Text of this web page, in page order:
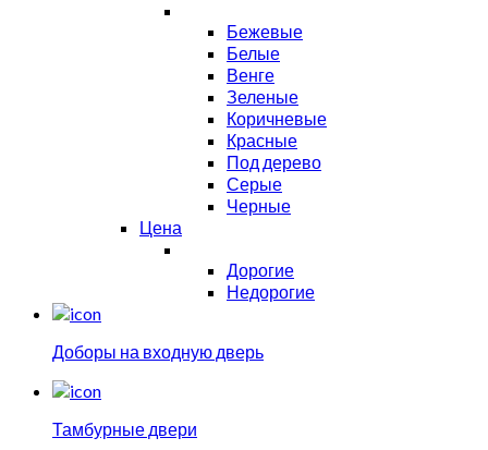
Бежевые
Белые
Венге
Зеленые
Коричневые
Красные
Под дерево
Серые
Черные
Цена
Дорогие
Недорогие
Доборы на входную дверь
Тамбурные двери